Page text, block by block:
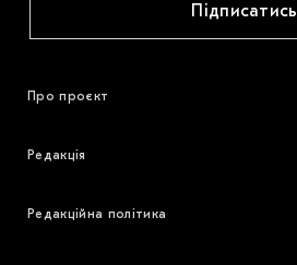
Підписатись
Про проєкт
Редакція
Редакційна політика